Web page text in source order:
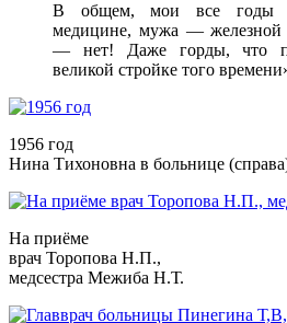
В общем, мои все годы
медицине, мужа — железной
— нет! Даже горды, что
великой стройке того
1956 год
Нина Тихоновна в больнице
На приёме
врач Торопова Н.П.,
медсестра Межиба Н.Т.